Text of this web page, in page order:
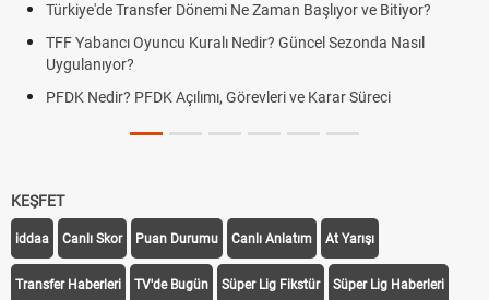
ve Bitiyor?
Nasıl
Süreci
Futbol Nasıl Oynanır? Temel Futbol Kuralları
Deplasman Golü Kuralı Nedir? Hangi
DGS Sonuçları Ne Zaman Açıklanacak 2026?
KEŞFET
iddaa Canlı Skor Puan Durumu Canlı Anlatım At Yarışı